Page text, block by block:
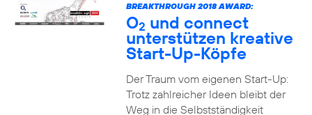
BREAKTHROUGH 2018 AWARD:
O2 und connect
unterstützen kreative
Start-Up-Köpfe
Der Traum vom eigenen Start-Up:
Trotz zahlreicher Ideen bleibt der
Weg in die Selbstständigkeit